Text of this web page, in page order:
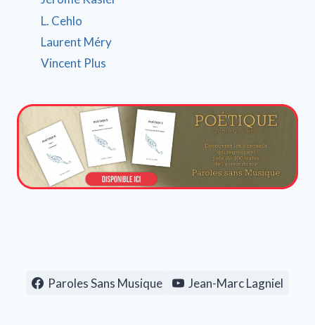
L. Cehlo
Laurent Méry
Vincent Plus
Paroles Sans Musique Jean-Marc Lagniel